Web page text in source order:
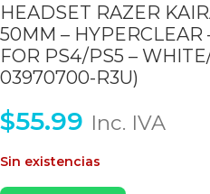
HEADSET RAZER
50MM – HYPERCLEAR
FOR PS4/PS5 –
03970700-R3U)
$55.99 Inc. IVA
Sin existencias